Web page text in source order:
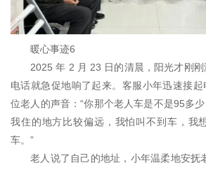
暖心事迹6
2025 年 2 月 23 日的清晨，阳光才刚
电话就急促地响了起来。客服小年迅速接
位老人的声音：“你那个老人车是不是95多
我住的地方比较偏远，我怕叫不到车，我
车。”
老人说了自己的地址，小年温柔地安抚